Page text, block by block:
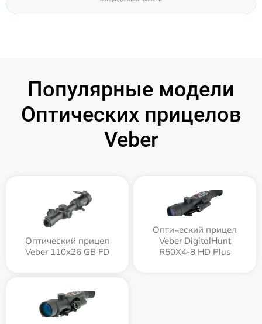
Популярные модели
Оптических прицелов
Veber
Оптический прицел
Veber 110х26 GB FD
Оптический прицел
Veber DigitalHunt
R50X4-8 HD Plus